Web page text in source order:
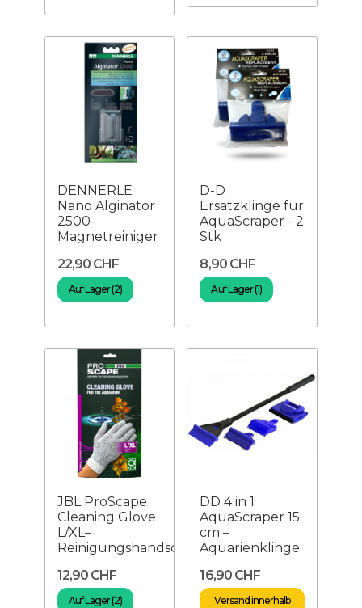
DENNERLE
Nano Alginator
2500-
Magnetreiniger
22,90 CHF
Auf Lager (2)
D-D
Ersatzklinge für
AquaScraper - 2
Stk
8,90 CHF
Auf Lager (1)
JBL ProScape
Cleaning Glove
L/XL–
Reinigungshandschuh
12,90 CHF
Auf Lager (2)
DD 4 in 1
AquaScraper 15
cm –
Aquarienklinge
16,90 CHF
Versand innerhalb